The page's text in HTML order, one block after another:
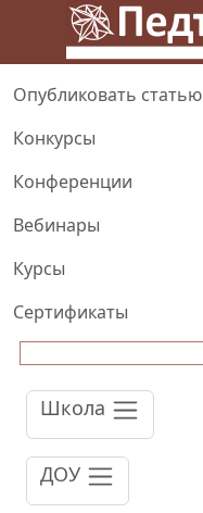
Опубликовать статью
Конкурсы
Конференции
Вебинары
Курсы
Сертификаты
Школа
ДОУ